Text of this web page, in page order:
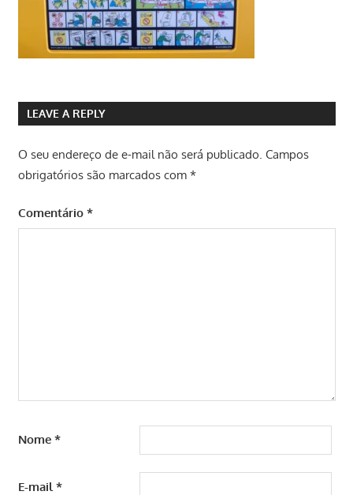
LEAVE A REPLY
O seu endereço de e-mail não será publicado. Campos
obrigatórios são marcados com *
Comentário *
Nome *
E-mail *